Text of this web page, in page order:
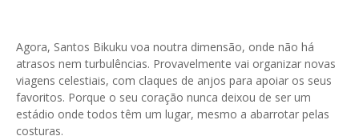
Agora, Santos Bikuku voa noutra dimensão, onde não há
atrasos nem turbulências. Provavelmente vai organizar novas
viagens celestiais, com claques de anjos para apoiar os seus
favoritos. Porque o seu coração nunca deixou de ser um
estádio onde todos têm um lugar, mesmo a abarrotar pelas
costuras.